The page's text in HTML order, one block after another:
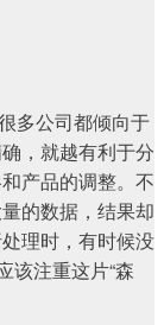
多公司都倾向于
，就越有利于分
产品的调整。不
的数据，结果却
理时，有时候没
该注重这片“森